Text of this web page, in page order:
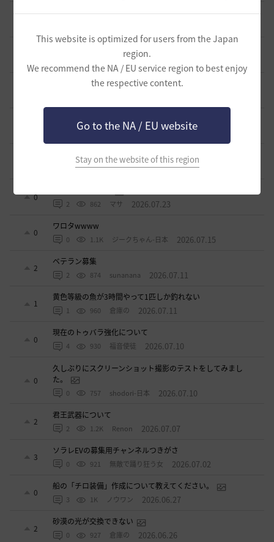
This website is optimized for users from the Japan
region.
We recommend the NA / EU service region to best enjoy
the respective content.
Go to the NA / EU website
Stay on the website of this region
「怪しい袋」
波に乗って流れ着いた宝の地図の場所
週間イベントについて
ベテラン＆ルーキー クーポン配布
736 飛鳥雨音 2026.07.24
ドーサやソーサレスの無敵踊りについて
819 無敵で踊り狂う女 2026.07.23
0
2 862 マサ 2026.07.23
0
ワロタwwww
0 1.1K ジークちゃん-日本 2026.07.15
2
ベテラン募集
2 874 sunanana 2026.07.11
1
黄色等級の魚が3時間やって1匹しか釣れない
1 960 倉庫の 2026.07.11
0
現在のトゥバラ強化について
4 930 福音使徒 2026.07.10
0
久しぶりにスクリーンショット撮影のテストをしてみまし
た。
0 757 shodori-日本 2026.07.10
2
君王武器について
2 1.2K Renon 2026.07.07
3
ソラレEVの募集用チャンネルつきがさ
0 921 無敵で踊り狂う女 2026.07.02
0
船の「チロ装備」作成について教えてください。
3 1K ノウワン 2026.06.27
2
砂漠の光が交換できない
0 927 倉庫の 2026.06.26